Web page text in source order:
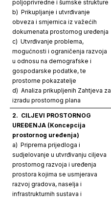
poljoprivredne i šumske strukture
b) Prikupljanje i utvrđivanje
obveza i smjernica iz važećih
dokumenata prostornog uređenja
c) Utvrđivanje problema,
mogućnosti i ograničenja razvoja
u odnosu na demografske i
gospodarske podatke, te
prostorne pokazatelje
d) Analiza prikupljenih Zahtjeva za
izradu prostornog plana
2. CILJEVI PROSTORNOG
UREĐENJA (Koncepcija
prostornog uređenja)
a) Priprema prijedloga i
sudjelovanje u utvrđivanju ciljeva
prostornog razvoja i uređenja
prostora kojima se usmjerava
razvoj gradova, naselja i
infrastrukturnih sustava i